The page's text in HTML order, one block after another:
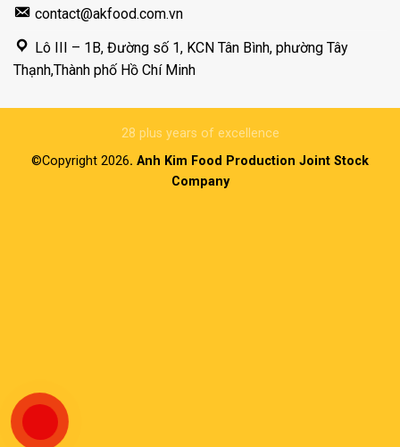
contact@akfood.com.vn
Lô III – 1B, Đường số 1, KCN Tân Bình, phường Tây
Thạnh,Thành phố Hồ Chí Minh
28 plus years of excellence
©Copyright 2026. Anh Kim Food Production Joint Stock
Company